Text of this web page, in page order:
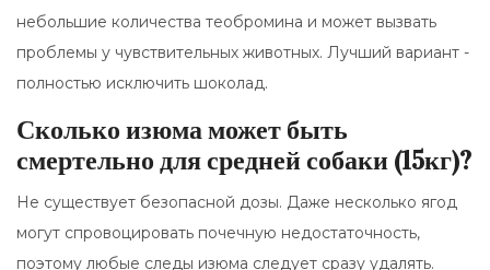
небольшие количества теобромина и может вызвать
проблемы у чувствительных животных. Лучший вариант -
полностью исключить шоколад.
Сколько изюма может быть
смертельно для средней собаки (15кг)?
Не существует безопасной дозы. Даже несколько ягод
могут спровоцировать почечную недостаточность,
поэтому любые следы изюма следует сразу удалять.